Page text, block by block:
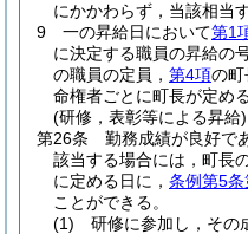
にかかわらず，当該相当
9
一の昇給日において第1
に決定する職員の昇給の
の職員の定員， 第4項の町
命権者ごとに町長が定め
(研修，表彰等による昇給)
第26条
勤務成績が良好で
該当する場合には，町長
に定める日に， 条例第5
ことができる。
(1)
研修に参加し，そ